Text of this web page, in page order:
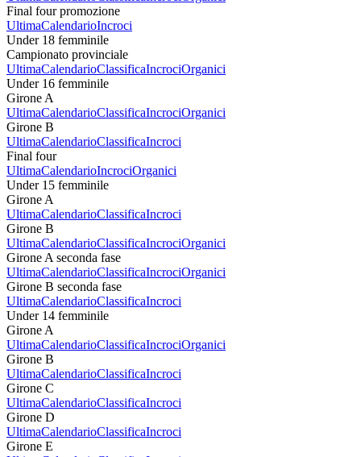
Final four promozione
UltimaCalendarioIncroci
Under 18 femminile
Campionato provinciale
UltimaCalendarioClassificaIncrociOrganici
Under 16 femminile
Girone A
UltimaCalendarioClassificaIncrociOrganici
Girone B
UltimaCalendarioClassificaIncroci
Final four
UltimaCalendarioIncrociOrganici
Under 15 femminile
Girone A
UltimaCalendarioClassificaIncroci
Girone B
UltimaCalendarioClassificaIncrociOrganici
Girone A seconda fase
UltimaCalendarioClassificaIncrociOrganici
Girone B seconda fase
UltimaCalendarioClassificaIncroci
Under 14 femminile
Girone A
UltimaCalendarioClassificaIncrociOrganici
Girone B
UltimaCalendarioClassificaIncroci
Girone C
UltimaCalendarioClassificaIncroci
Girone D
UltimaCalendarioClassificaIncroci
Girone E